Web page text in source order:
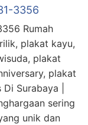
3356
Rumah
plakat kayu,
plakat
plakat
Surabaya |
sering
unik dan